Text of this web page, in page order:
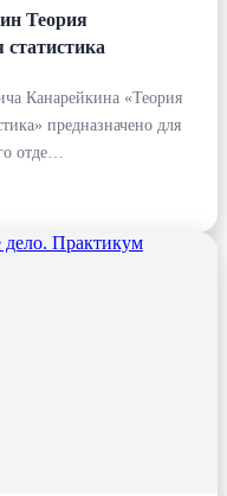
Теория
статистика
Канарейкина «Теория
предназначено для
отде…